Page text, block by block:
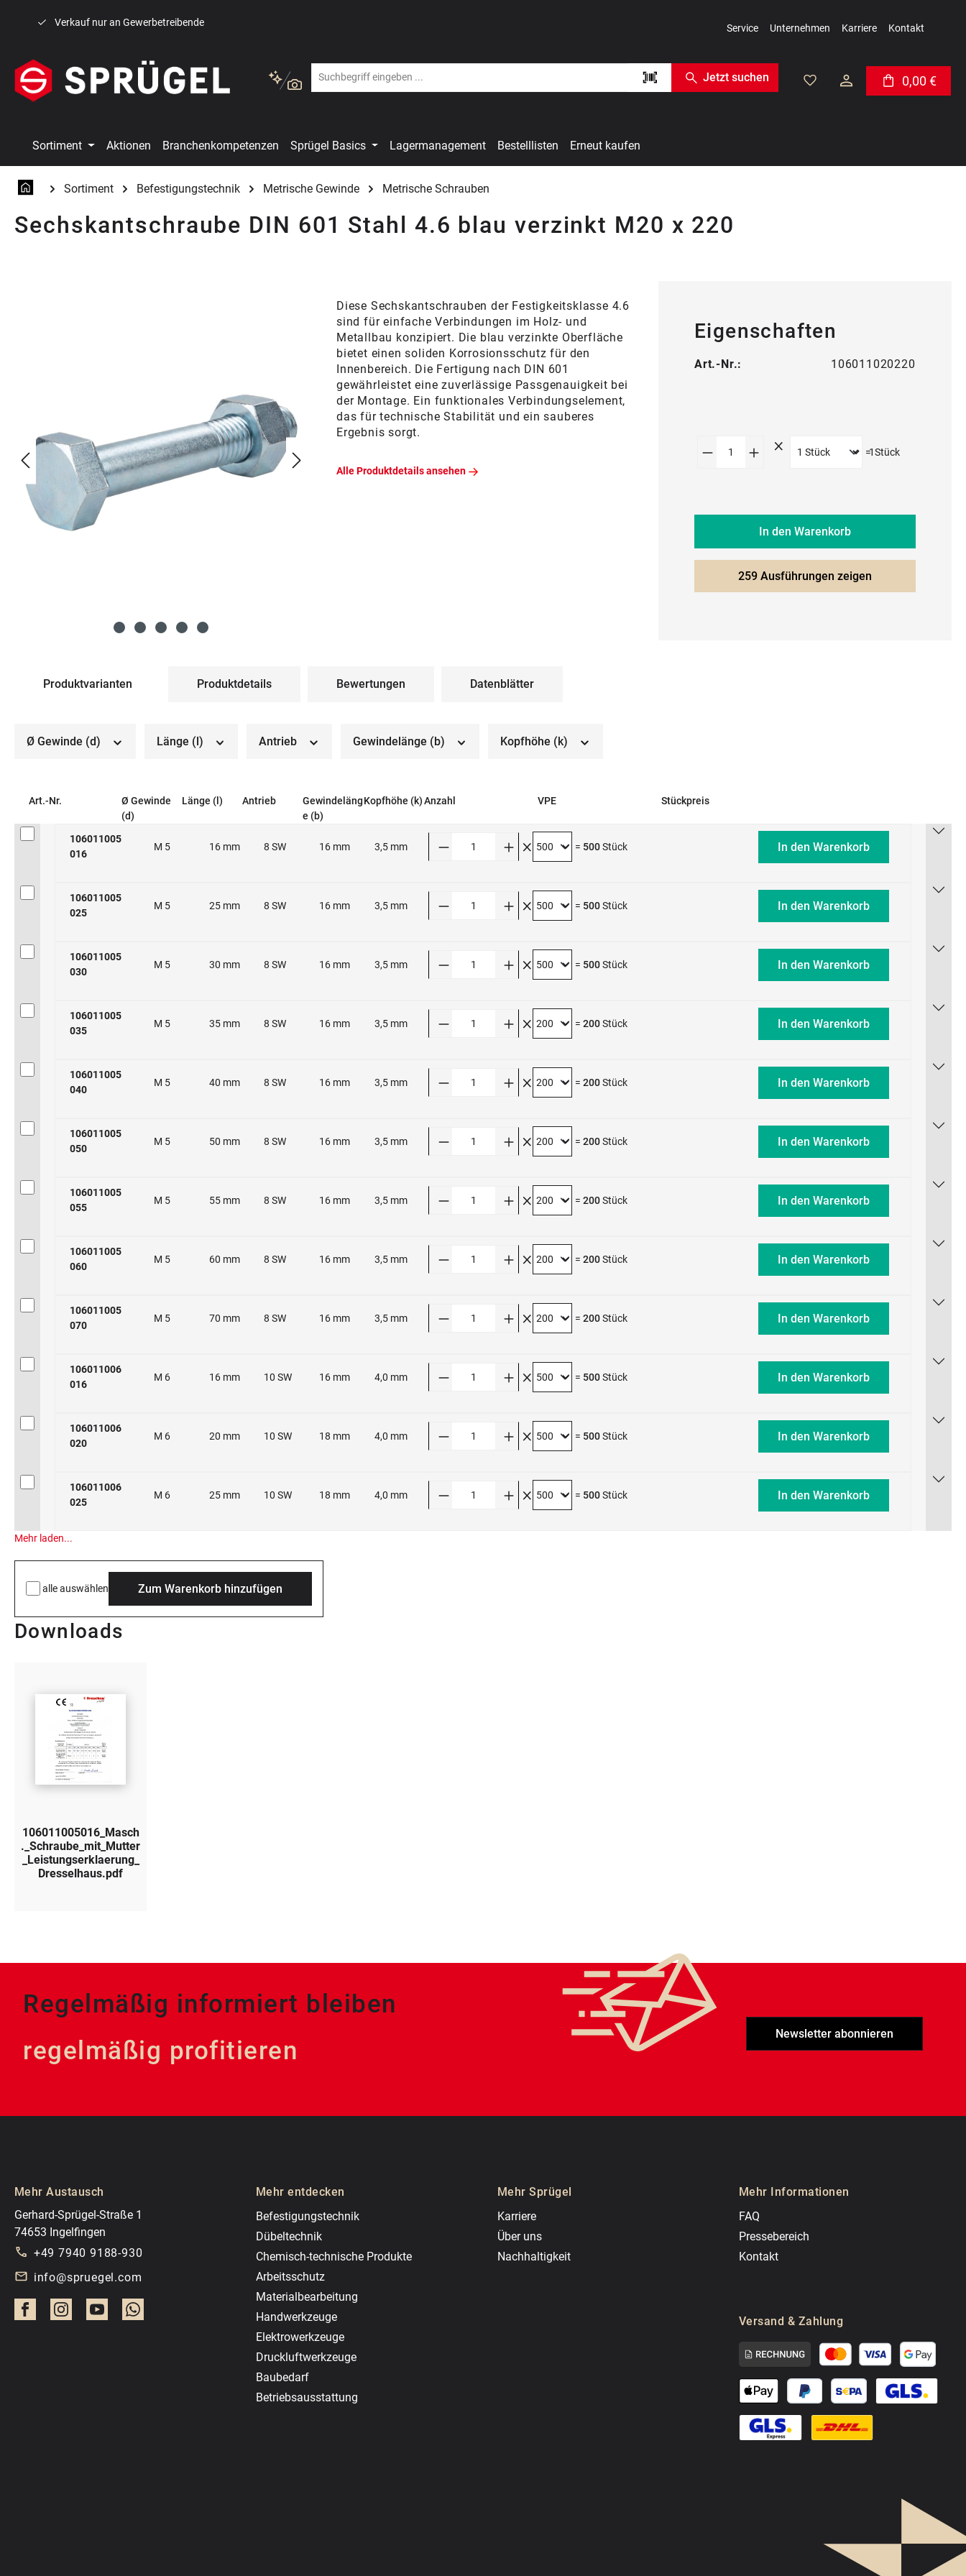
Verkauf nur an Gewerbetreibende
Service Unternehmen Karriere Kontakt
Jetzt suchen 0,00 €
Warenkorb
Sortiment Aktionen Branchenkompetenzen Sprügel Basics Lagermanagement Bestelllisten Erneut kaufen
Sortiment Befestigungstechnik Metrische Gewinde Metrische Schrauben
Sechskantschraube DIN 601 Stahl 4.6 blau verzinkt M20 x 220
Eigenschaften
Art.-Nr.: 106011020220
Produkt Anzahl: Gib den
=1Stück
In den Warenkorb
259 Ausführungen zeigen
Diese Sechskantschrauben der Festigkeitsklasse 4.6
sind für einfache Verbindungen im Holz- und
Metallbau konzipiert. Die blau verzinkte Oberfläche
bietet einen soliden Korrosionsschutz für den
Innenbereich. Die Fertigung nach DIN 601
gewährleistet eine zuverlässige Passgenauigkeit bei
der Montage. Ein funktionales Verbindungselement,
das für technische Stabilität und ein sauberes
Ergebnis sorgt.
Alle Produktdetails ansehen
Produktvarianten Produktdetails Bewertungen Datenblätter
Ø Gewinde (d) Länge (l) Antrieb Gewindelänge (b) Kopfhöhe (k)
Art.-Nr.
Ø Gewinde
(d)
Länge (l) Antrieb
Gewindeläng
e (b)
Kopfhöhe (k)Anzahl VPE Stückpreis
106011005
016
M 5 16 mm 8 SW 16 mm 3,5 mm = 500Stück In den Warenkorb
106011005
025
M 5 25 mm 8 SW 16 mm 3,5 mm = 500Stück In den Warenkorb
106011005
030
M 5 30 mm 8 SW 16 mm 3,5 mm = 500Stück In den Warenkorb
106011005
035
M 5 35 mm 8 SW 16 mm 3,5 mm = 200Stück In den Warenkorb
106011005
040
M 5 40 mm 8 SW 16 mm 3,5 mm = 200Stück In den Warenkorb
106011005
050
M 5 50 mm 8 SW 16 mm 3,5 mm = 200Stück In den Warenkorb
106011005
055
M 5 55 mm 8 SW 16 mm 3,5 mm = 200Stück In den Warenkorb
106011005
060
M 5 60 mm 8 SW 16 mm 3,5 mm = 200Stück In den Warenkorb
106011005
070
M 5 70 mm 8 SW 16 mm 3,5 mm = 200Stück In den Warenkorb
106011006
016
M 6 16 mm 10 SW 16 mm 4,0 mm = 500Stück In den Warenkorb
106011006
020
M 6 20 mm 10 SW 18 mm 4,0 mm = 500Stück In den Warenkorb
106011006
025
M 6 25 mm 10 SW 18 mm 4,0 mm = 500Stück In den Warenkorb
Mehr laden...
alle auswählen Zum Warenkorb hinzufügen
Downloads
106011005016_Masch
._Schraube_mit_Mutter
_Leistungserklaerung_
Dresselhaus.pdf
Regelmäßig informiert bleiben
regelmäßig profitieren
Newsletter abonnieren
Mehr Austausch
Gerhard-Sprügel-Straße 1
74653 Ingelfingen
+49 7940 9188-930
info@spruegel.com
Mehr entdecken
Befestigungstechnik
Dübeltechnik
Chemisch-technische Produkte
Arbeitsschutz
Materialbearbeitung
Handwerkzeuge
Elektrowerkzeuge
Druckluftwerkzeuge
Baubedarf
Betriebsausstattung
Mehr Sprügel
Karriere
Über uns
Nachhaltigkeit
Mehr Informationen
FAQ
Pressebereich
Kontakt
Versand & Zahlung